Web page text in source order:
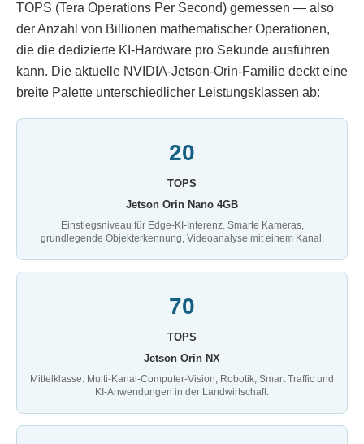
TOPS (Tera Operations Per Second) gemessen — also
der Anzahl von Billionen mathematischer Operationen,
die die dedizierte KI-Hardware pro Sekunde ausführen
kann. Die aktuelle NVIDIA-Jetson-Orin-Familie deckt eine
breite Palette unterschiedlicher Leistungsklassen ab:
20
TOPS
Jetson Orin Nano 4GB
Einstiegsniveau für Edge-KI-Inferenz. Smarte Kameras,
grundlegende Objekterkennung, Videoanalyse mit einem Kanal.
70
TOPS
Jetson Orin NX
Mittelklasse. Multi-Kanal-Computer-Vision, Robotik, Smart Traffic und
KI-Anwendungen in der Landwirtschaft.